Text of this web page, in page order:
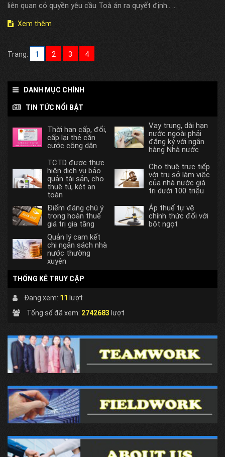
liên quan có quyền yêu cầu Toà án ra quyết định.. ...
Xem thêm
Trang: 1 2 3 4
DANH MỤC CHÍNH
TIN TỨC NỔI BẬT
Thời hạn cấp, đổi,
cấp lại thẻ căn
cước công dân
Vay trung, dài hạn
nước ngoài phải
đăng ký với ngân
hàng Nhà nước
TCTD được thực
hiện dịch vụ bảo
quản tài sản, cho
thuê tủ, két an
toàn
Cho thuê trực tiếp
với trụ sở làm việc
của nhà nước giá
trị dưới 100 triệu
Điểm đáng chú ý
trong hoàn thuế
giá trị gia tăng
Áp thuế tự vệ
chính thức đối với
bột ngọt
Quản lý cam kết
chi ngân sách nhà
nước thường
xuyên
THỐNG KÊ TRUY CẬP
Đang xem: 11 lượt
Tổng số đã xem: 2742683 lượt